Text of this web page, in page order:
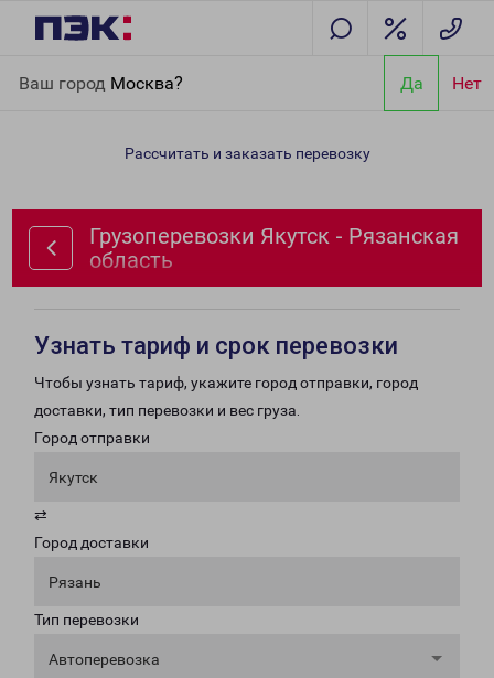
Ваш город Москва? Да Нет
область
Рассчитать и заказать перевозку
Грузоперевозки Якутск - Рязанская
область
Узнать тариф и срок перевозки
Чтобы узнать тариф, укажите город отправки, город
доставки, тип перевозки и вес груза.
Город отправки
Якутск
⇄
Город доставки
Рязань
Тип перевозки
Автоперевозка